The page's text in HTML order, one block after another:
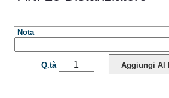
Nota
Q.tà Aggiungi Al